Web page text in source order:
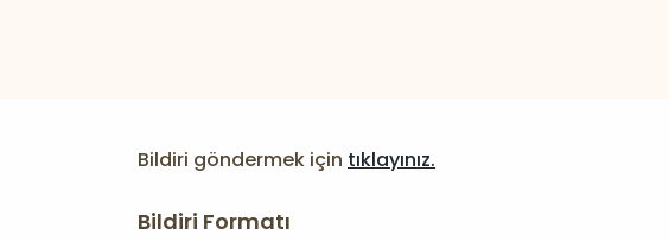
Bildiri göndermek için tıklayınız.
Bildiri Formatı